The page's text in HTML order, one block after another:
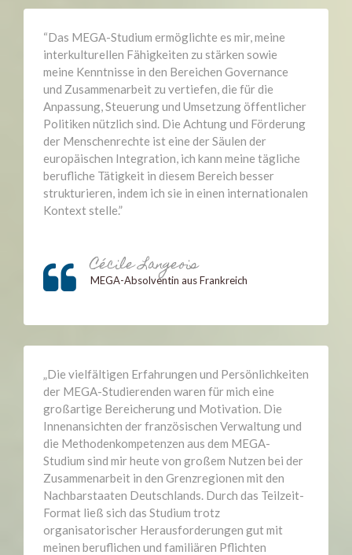
“Das MEGA-Studium ermöglichte es mir, meine
interkulturellen Fähigkeiten zu stärken sowie
meine Kenntnisse in den Bereichen Governance
und Zusammenarbeit zu vertiefen, die für die
Anpassung, Steuerung und Umsetzung öffentlicher
Politiken nützlich sind. Die Achtung und Förderung
der Menschenrechte ist eine der Säulen der
europäischen Integration, ich kann meine tägliche
berufliche Tätigkeit in diesem Bereich besser
strukturieren, indem ich sie in einen internationalen
Kontext stelle.”
Go
to
Langeois
Cécile Langeois
MEGA-Absolventin aus Frankreich
„Die vielfältigen Erfahrungen und Persönlichkeiten
der MEGA-Studierenden waren für mich eine
großartige Bereicherung und Motivation. Die
Innenansichten der französischen Verwaltung und
die Methodenkompetenzen aus dem MEGA-
Studium sind mir heute von großem Nutzen bei der
Zusammenarbeit in den Grenzregionen mit den
Nachbarstaaten Deutschlands. Durch das Teilzeit-
Format ließ sich das Studium trotz
organisatorischer Herausforderungen gut mit
meinen beruflichen und familiären Pflichten